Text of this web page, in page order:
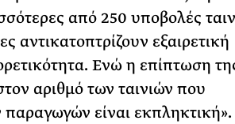
από 250 υποβολές
αντικατοπτρίζουν εξαιρετική
Ενώ η επίπτωση
αριθμό των ταινιών που
είναι εκπληκτική».